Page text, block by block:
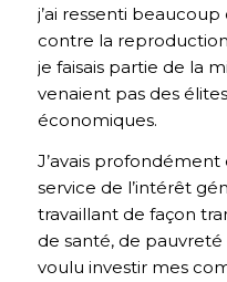
j’ai ressenti
contre la
je faisais partie de la
venaient pas des
économiques.
J’avais
service de l’intérêt
travaillant de façon
de santé, de pauvreté
voulu investir mes